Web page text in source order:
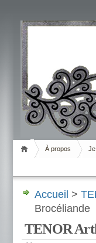
Livrement
À propos Je
Accueil >
Brocéliande
TENOR